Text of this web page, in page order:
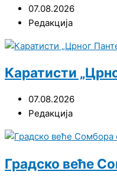
07.08.2026
Редакција
Каратисти
07.08.2026
Редакција
Градско веће